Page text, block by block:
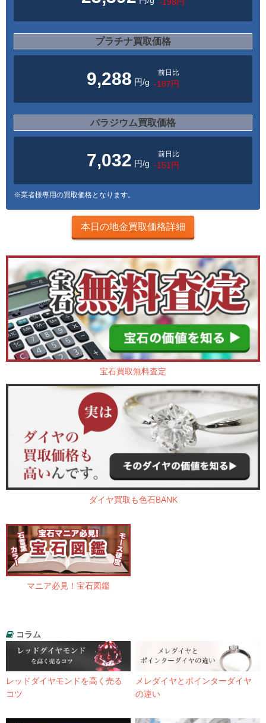
-198円
プラチナ買取価格
9,288 円/g
前日比
-187円
パラジウム買取価格
7,032 円/g
前日比
-151円
※業者様専用の買取価格となります。
本日の地金買取価格詳細
宝石買取無料査定
ダイヤ買取も色石BANK
マニア必見！宝石図鑑
コラム
レッドダイヤモンドを高く売る
コツ
メレダイヤとポインターダイヤ
の違い